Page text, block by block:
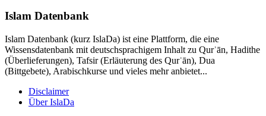
Islam Datenbank
Islam Datenbank (kurz IslaDa) ist eine Plattform, die eine
Wissensdatenbank mit deutschsprachigem Inhalt zu Qurʾān, Hadithe
(Überlieferungen), Tafsir (Erläuterung des Qurʾān), Dua
(Bittgebete), Arabischkurse und vieles mehr anbietet...
Disclaimer
Über IslaDa